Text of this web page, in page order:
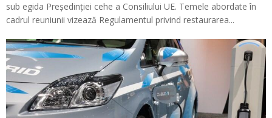
sub egida Președinției cehe a Consiliului UE. Temele abordate în
cadrul reuniunii vizează Regulamentul privind restaurarea...